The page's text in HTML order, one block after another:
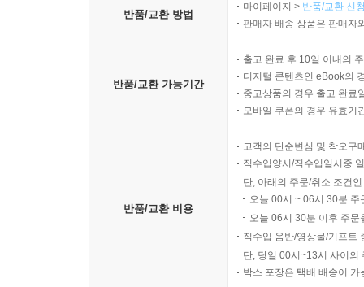
반품/교환 방법
마이페이지 > 반품/교환 신
판매자 배송 상품은 판매자
반품/교환 가능기간
출고 완료 후 10일 이내의
디지털 콘텐츠인 eBook의
중고상품의 경우 출고 완료
모바일 쿠폰의 경우 유효기
반품/교환 비용
고객의 단순변심 및 착오구
직수입양서/직수입일서중
단, 아래의 주문/취소 조건
오늘 00시 ~ 06시 30분
오늘 06시 30분 이후 주
직수입 음반/영상물/기프트
단, 당일 00시~13시 사이의
박스 포장은 택배 배송이